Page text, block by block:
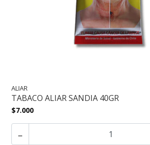
ALIAR
TABACO ALIAR SANDIA 40GR
$7.000
-